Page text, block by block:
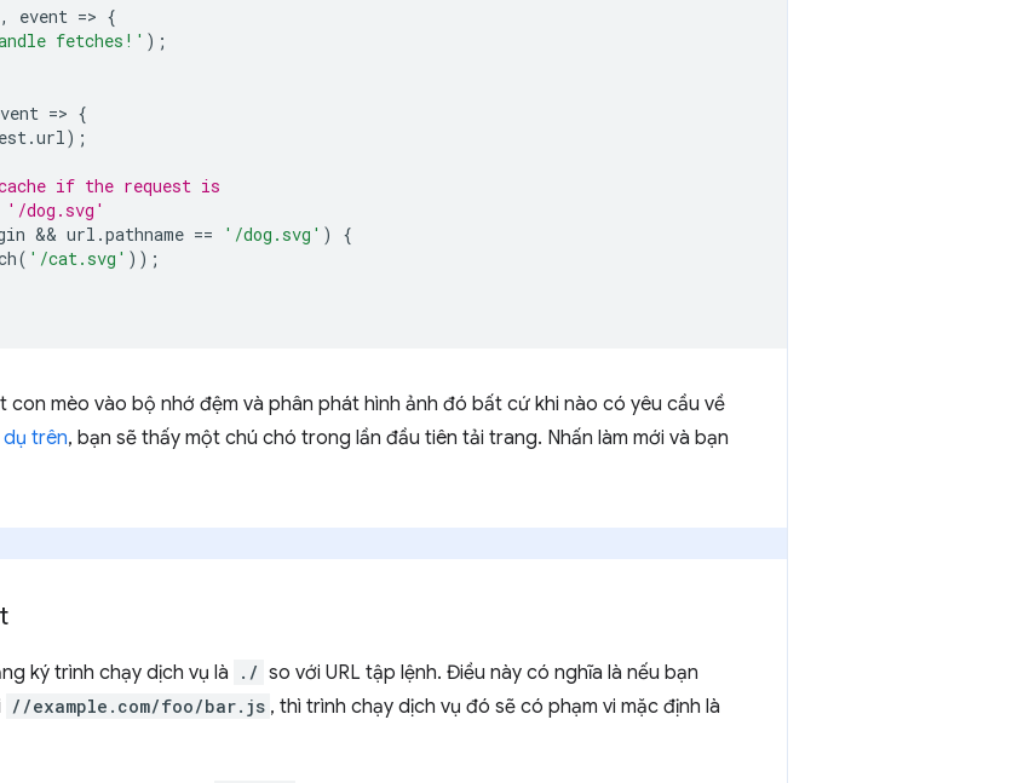
, event => {
fetches!' );
=> {
.url);
if the request is
'/dog.svg'
&& url .pathname == '/dog.svg' )
{
( '/cat.svg' ));
con mèo vào bộ nhớ đệm và phân phát hình ảnh đó bất cứ khi nào có yêu cầu về
trên, bạn sẽ thấy một chú chó trong lần đầu tiên tải trang. Nhấn làm mới và bạn
ký trình chạy dịch vụ là ./ so với URL tập lệnh. Điều này có nghĩa là nếu bạn
//example.com/foo/bar.js , thì trình chạy dịch vụ đó sẽ có phạm vi mặc định là